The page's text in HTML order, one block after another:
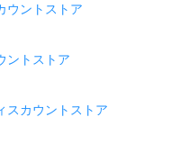
ウントストア
ントストア
スカウントストア